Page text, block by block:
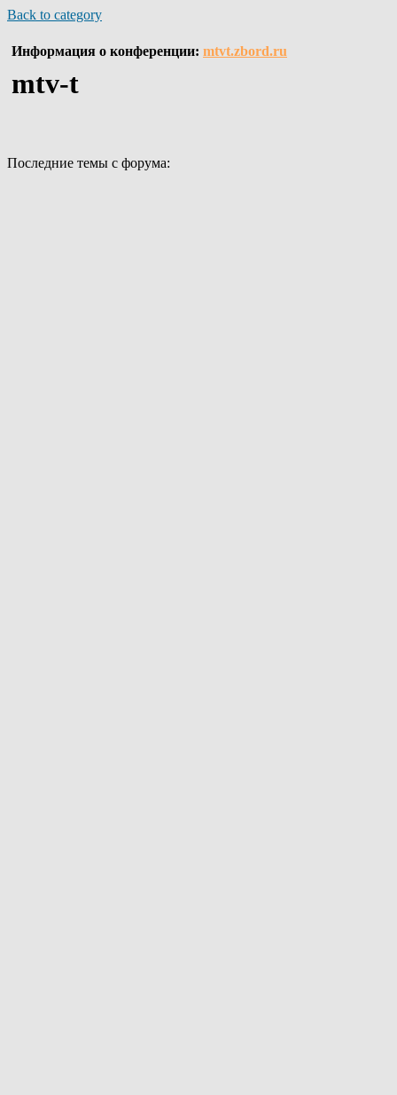
Back to category
Информация о конференции: mtvt.zbord.ru
mtv-t
Последние темы с форума: